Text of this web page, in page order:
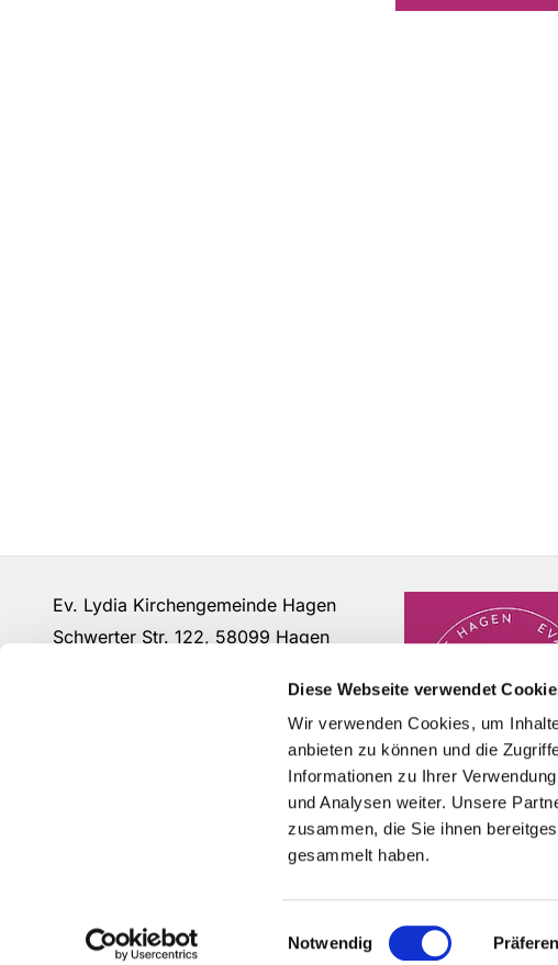
Diese Webseite verwendet
Wir verwenden Cookies, um
anbieten zu können und die
Informationen zu Ihrer
und Analysen weiter. Unsere
zusammen, die Sie ihnen
gesammelt haben.
Einwilligungsauswahl
Notwendig
Ev. Lydia Kirchengemeinde Hagen
Schwerter Str. 122, 58099 Hagen